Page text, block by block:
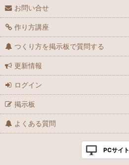
お問い合せ
作り方講座
つくり方を掲示板で質問する
更新情報
ログイン
掲示板
よくある質問
PCサイト